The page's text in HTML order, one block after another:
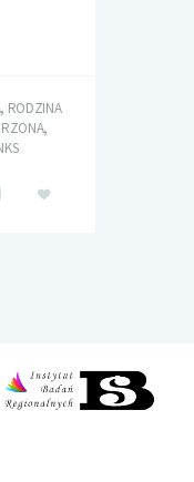
RODZINA